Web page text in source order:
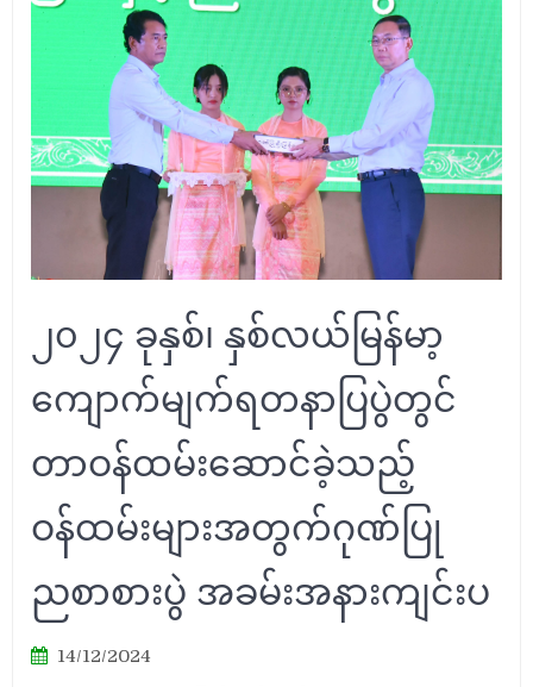
၂၀၂၄ ခုနှစ်၊ နှစ်လယ်မြန်မာ့
ကျောက်မျက်ရတနာပြပွဲတွင်
တာဝန်ထမ်းဆောင်ခဲ့သည့်
ဝန်ထမ်းများအတွက်ဂုဏ်ပြု
ညစာစားပွဲ အခမ်းအနားကျင်းပ
14/12/2024